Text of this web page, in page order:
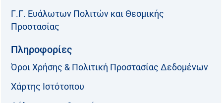
Γ.Γ. Ευάλωτων Πολιτών και Θεσμικής
Προστασίας
Πληροφορίες
Όροι Χρήσης & Πολιτική Προστασίας Δεδομένων
Χάρτης Ιστότοπου